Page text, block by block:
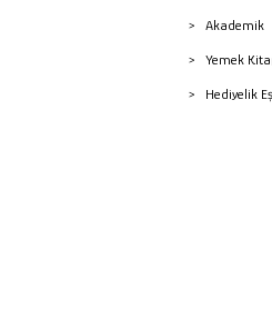
Akademik
Yemek
Hediyelik